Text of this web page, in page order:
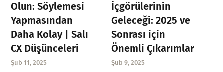
Olun: Söylemesi
Yapmasından
Daha Kolay | Salı
CX Düşünceleri
Şub 11, 2025
İçgörülerinin
Geleceği: 2025 ve
Sonrası için
Önemli Çıkarımlar
Şub 9, 2025